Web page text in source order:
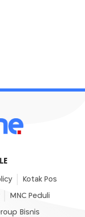
Kotak Pos
MNC Peduli
Bisnis